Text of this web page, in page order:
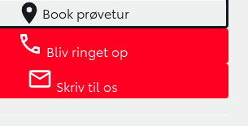
Book prøvetur
Bliv ringet op
Skriv til os